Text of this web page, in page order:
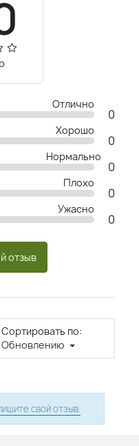
Отлично
0
Хорошо
0
Нормально
0
Плохо
0
Ужасно
0
отзыв
Сортировать по:
Обновлению
свой отзыв.